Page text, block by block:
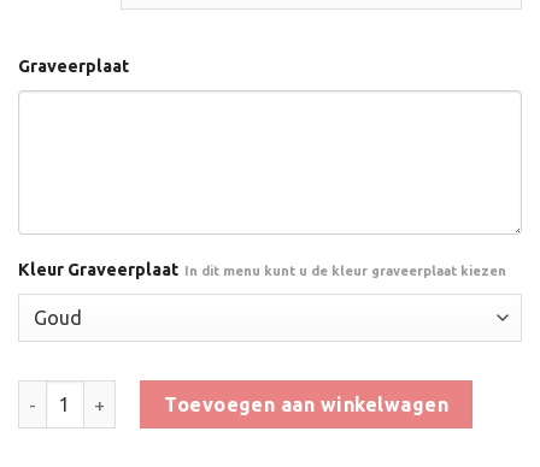
Graveerplaat
Kleur Graveerplaat In dit menu kunt u de kleur graveerplaat kiezen
Trofee BSET.330 - 15,5 cm OP=OP aantal
Toevoegen aan winkelwagen